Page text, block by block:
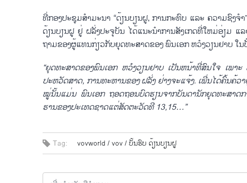
ທີ່​ກອງ​ປະຊຸມ​ສຳ​ມະ​ນາ “ດ້ຽນບຽນຝູ, ການ​ກະທົບ ​ແລະ ຄວາມ​ຊົງ​
ດ້ຽນບຽນ​ຝູ ຢູ່ ຝລັ່ງປະຈຸ​ບັນ ​ໄດ້​​ແນະນຳ​ການ​ສັງ​ເກດ​ທີ່​ໃຫມ່​ອ່ຽມ
ຖາມ​ຂອງ​ຜູ້​ແທນ​ກ່ຽວ​ກັບ​ຍຸດ​ທະ​ສາດ​ຂອງ ພົນ​ເອກ ຫວໍ​ງວຽນ​ຢາ​ບ ​ໃ
“ຍຸດ​ທະ​ສາດ​ຂອງ​ພົນ​ເອກ ຫວໍ​ງວຽນ​ຢາ​ບ ​ເປັນ​ຫນ້າ​ທີ່​ສົນ​ໃຈ ​ເພາ
ປະຫວັດສາດ, ການ​ທະຫານ​ຂອງ ຝລັ່ງ ຢ່າງ​ຈະ​ແຈ້ງ. ​ເພີ່ນ​ໄດ້​ຄົ້ນ​ຄ້
ໝູ່​ນັ້ນ​ແມ່ນ ພົນ​ເອກ ຖອດ​ຖອນ​ບົດຮຽນ​ຈາກ​ບັນດາ​ນັກຍຸດ​ທະ​ສາດ​
ຮານ​ຂອງ​ປະ​ເທດ​ຊາດ​ແຕ່​ສັດຕະວັດ​ທີ 13,15…”
Tag: vovworld /vov /ບັ້ນຮົບ ດ້ຽນບຽນຝູ